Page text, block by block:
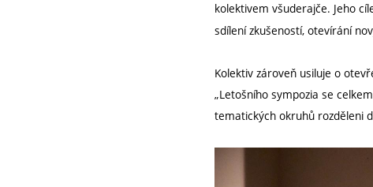
kolektivem všuderajče. Jeho
sdílení zkušeností, otevírání
Kolektiv zároveň usiluje o
„Letošního sympozia se
tematických okruhů rozděleni